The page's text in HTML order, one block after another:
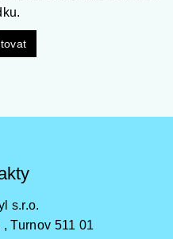
s.r.o.
Turnov 511 01